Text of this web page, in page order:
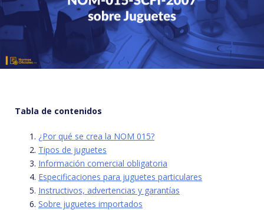
Tabla de contenidos
¿Por qué se crea la NOM 015?
Tipos de juguetes
Información comercial obligatoria
Especificaciones para juguetes particulares
Instructivos, advertencias y garantías
Sobre juguetes importados